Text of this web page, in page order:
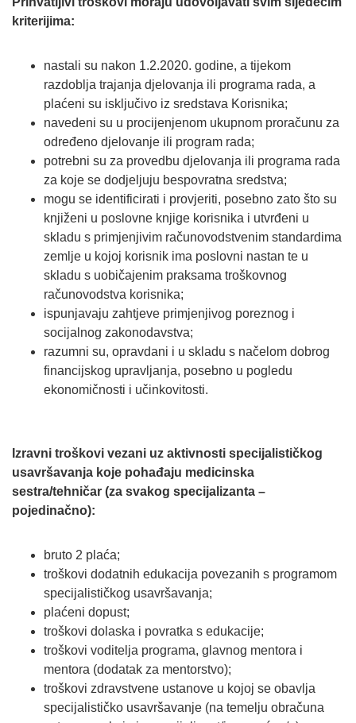
kriterijima:
nastali su nakon 1.2.2020. godine, a tijekom
razdoblja trajanja djelovanja ili programa rada, a
plaćeni su isključivo iz sredstava Korisnika;
navedeni su u procijenjenom ukupnom proračunu za
određeno djelovanje ili program rada;
potrebni su za provedbu djelovanja ili programa rada
za koje se dodjeljuju bespovratna sredstva;
mogu se identificirati i provjeriti, posebno zato što su
knjiženi u poslovne knjige korisnika i utvrđeni u
skladu s primjenjivim računovodstvenim standardima
zemlje u kojoj korisnik ima poslovni nastan te u
skladu s uobičajenim praksama troškovnog
računovodstva korisnika;
ispunjavaju zahtjeve primjenjivog poreznog i
socijalnog zakonodavstva;
razumni su, opravdani i u skladu s načelom dobrog
financijskog upravljanja, posebno u pogledu
ekonomičnosti i učinkovitosti.
Izravni troškovi vezani uz aktivnosti specijalističkog
usavršavanja koje pohađaju medicinska
sestra/tehničar (za svakog specijalizanta –
pojedinačno):
bruto 2 plaća;
troškovi dodatnih edukacija povezanih s programom
specijalističkog usavršavanja;
plaćeni dopust;
troškovi dolaska i povratka s edukacije;
troškovi voditelja programa, glavnog mentora i
mentora (dodatak za mentorstvo);
troškovi zdravstvene ustanove u kojoj se obavlja
specijalističko usavršavanje (na temelju obračuna